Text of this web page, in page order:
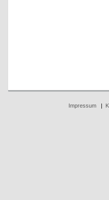
Impressum|